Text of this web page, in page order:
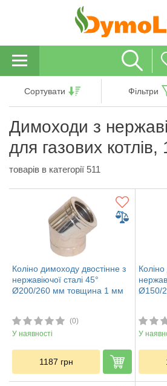
Димоходи з
для газових
товарів в категорії 511
Сортувати Фільтри
Коліно димоходу двостінне з
нержавіючої сталі 45°
Ø200/260 мм товщина 1 мм
(0)
У наявності
1187 грн
Ø150/
У